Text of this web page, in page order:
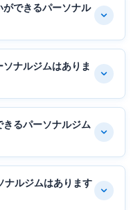
できるパーソナル
ナルジムはありま
るパーソナルジム
ナルジムはあります